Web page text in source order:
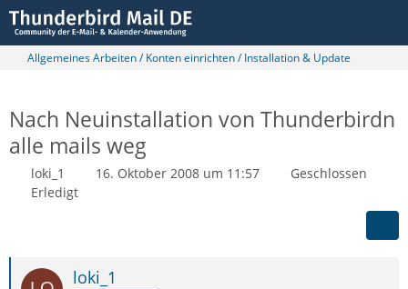
Allgemeines Arbeiten / Konten einrichten / Installation & Update
Nach Neuinstallation von Thunderbirdn
alle mails weg
loki_1 16. Oktober 2008 um 11:57
Geschlossen
Erledigt
loki_1